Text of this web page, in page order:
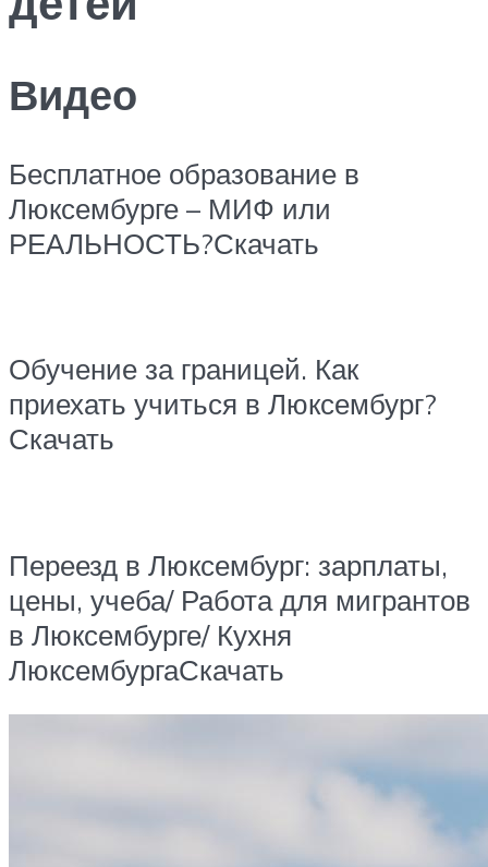
Видео
Бесплатное образование в
Люксембурге – МИФ или
РЕАЛЬНОСТЬ?Скачать
Обучение за границей. Как
приехать учиться в Люксембург?
Скачать
Переезд в Люксембург: зарплаты,
цены, учеба/ Работа для мигрантов
в Люксембурге/ Кухня
ЛюксембургаСкачать